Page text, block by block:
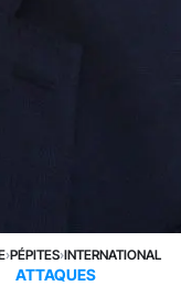
›PÉPITES›INTERNATIONAL
ATTAQUES